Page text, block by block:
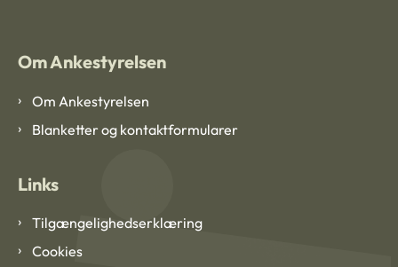
Om Ankestyrelsen
Om Ankestyrelsen
Blanketter og kontaktformularer
Links
Tilgængelighedserklæring
Cookies